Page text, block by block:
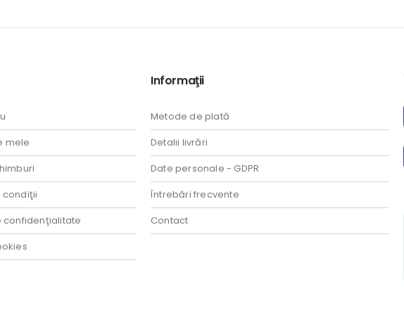
mele
condiţii
confidenţialitate
Informaţii
Metode de plată
Detalii livrări
Date personale - GDPR
Întrebări frecvente
Contact